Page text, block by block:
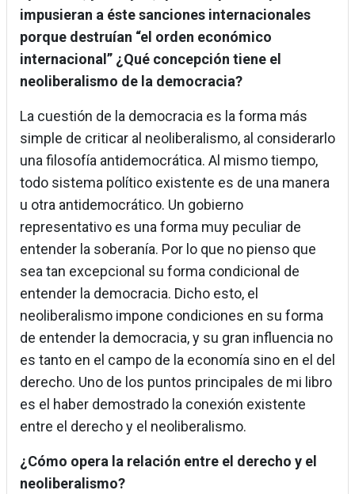
impusieran a éste sanciones internacionales
porque destruían “el orden económico
internacional” ¿Qué concepción tiene el
neoliberalismo de la democracia?
La cuestión de la democracia es la forma más
simple de criticar al neoliberalismo, al considerarlo
una filosofía antidemocrática. Al mismo tiempo,
todo sistema político existente es de una manera
u otra antidemocrático. Un gobierno
representativo es una forma muy peculiar de
entender la soberanía. Por lo que no pienso que
sea tan excepcional su forma condicional de
entender la democracia. Dicho esto, el
neoliberalismo impone condiciones en su forma
de entender la democracia, y su gran influencia no
es tanto en el campo de la economía sino en el del
derecho. Uno de los puntos principales de mi libro
es el haber demostrado la conexión existente
entre el derecho y el neoliberalismo.
¿Cómo opera la relación entre el derecho y el
neoliberalismo?